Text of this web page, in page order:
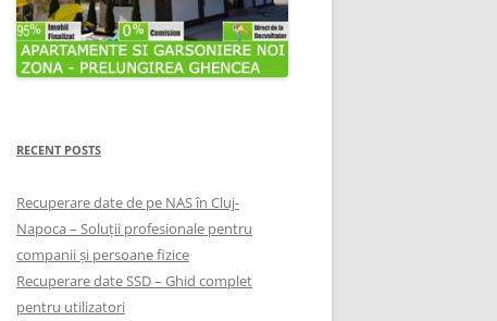
RECENT POSTS
Recuperare date de pe NAS în Cluj-
Napoca – Soluții profesionale pentru
companii și persoane fizice
Recuperare date SSD – Ghid complet
pentru utilizatori